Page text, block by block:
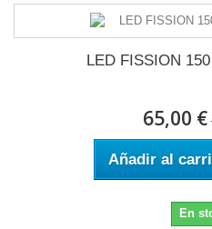
LED FISSION
65,00 €
Añadir al
En